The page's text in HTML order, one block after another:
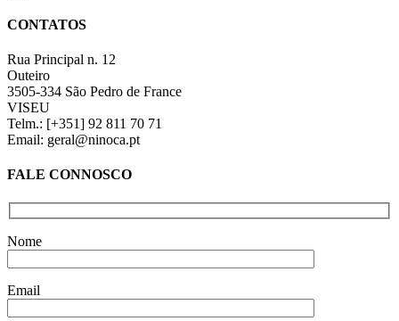
view
CONTATOS
Rua Principal n. 12
Outeiro
3505-334 São Pedro de France
VISEU
Telm.: [+351] 92 811 70 71
Email: geral@ninoca.pt
FALE CONNOSCO
Nome
Email